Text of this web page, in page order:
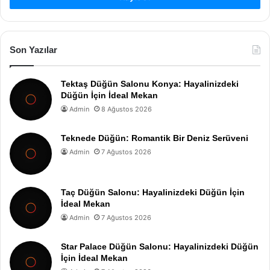
Son Yazılar
Tektaş Düğün Salonu Konya: Hayalinizdeki
Düğün İçin İdeal Mekan
Admin 8 Ağustos 2026
Teknede Düğün: Romantik Bir Deniz Serüveni
Admin 7 Ağustos 2026
Taç Düğün Salonu: Hayalinizdeki Düğün İçin
İdeal Mekan
Admin 7 Ağustos 2026
Star Palace Düğün Salonu: Hayalinizdeki Düğün
İçin İdeal Mekan